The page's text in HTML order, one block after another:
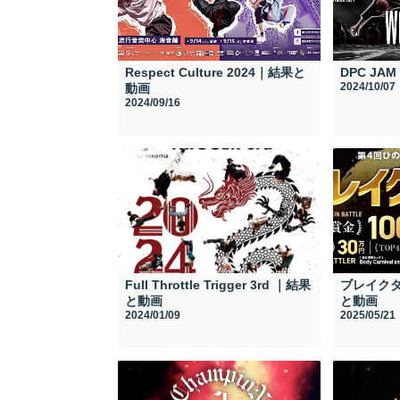
Respect Culture 2024｜結果と
動画
2024/09/16
DPC JAM
2024/10/07
Full Throttle Trigger 3rd ｜結果
と動画
2024/01/09
ブレイク
と動画
2025/05/21